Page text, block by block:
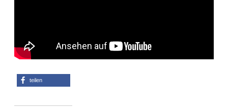
Wandnotizen
Adventskalender 2014
teilen